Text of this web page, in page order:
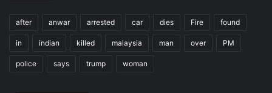
after anwar arrested car dies Fire found
in indian killed malaysia man over PM
police says trump woman